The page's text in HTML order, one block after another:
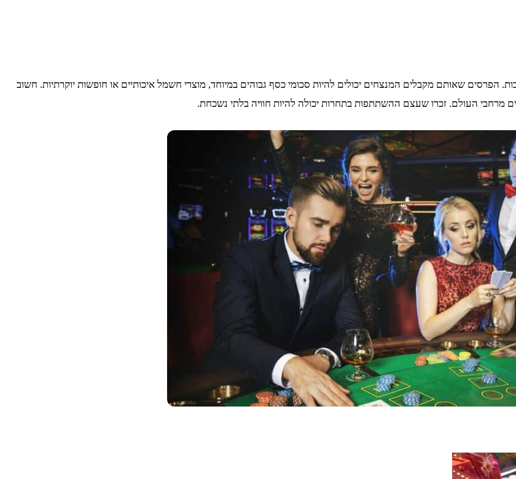
הפרסים שאותם מקבלים המנצחים יכולים להיות סכומי כסף גבוהים במיוחד, מוצרי חשמל איכותיים או חופשות יוקרתיות. חשוב
מרחבי העולם. זכרו שעצם ההשתתפות בתחרות יכולה להיות חוויה בלתי נשכחת.